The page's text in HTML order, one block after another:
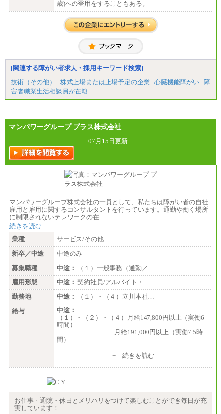
歳)への登用をすることもある。
[関連する障がい者求人・採用キーワード検索]
技術（その他）
株式上場または上場予定の企業 心臓機能障がい 障
害者職業生活相談員が在籍
マンパワーグループ プラス株式会社
07月15日更新
マンパワーグループ株式会社の一員として、私たちは障がい者の自社
雇用と雇用に関するコンサルタントを行っています。通勤や働く場所
に制限されないテレワークの在…
続きを読む
業種
サービス/その他
新卒／中途
中途のみ
募集職種
中途：
（１）一般事務（通勤／…
雇用形態
中途： 契約社員/アルバイト・…
勤務地
中途：
（１）・（４）立川本社…
給与
中途：
（１）・（２）・（４）月給147,800円以上（実働6
時間）
月給191,000円以上（実働7.5時
間）
（３）月給191,000円以上（実働7.5時間）
（５）月給147,800円以上（実働6時間）
時給 1,226円（実働4.5時間）
間額換算額）
・退職金相当手当 37円
+ 続きを読む
お仕事・通院・休日とメリハリをつけて楽しむことができ毎日が充
実しています！